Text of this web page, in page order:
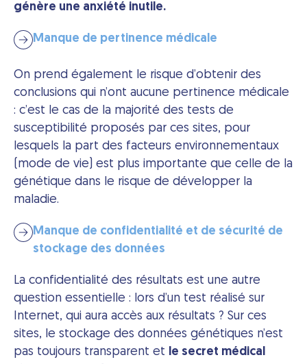
génère une anxiété inutile.
Manque de pertinence médicale
On prend également le risque d’obtenir des
conclusions qui n’ont aucune pertinence médicale
: c’est le cas de la majorité des tests de
susceptibilité proposés par ces sites, pour
lesquels la part des facteurs environnementaux
(mode de vie) est plus importante que celle de la
génétique dans le risque de développer la
maladie.
Manque de confidentialité et de sécurité de
stockage des données
La confidentialité des résultats est une autre
question essentielle : lors d’un test réalisé sur
Internet, qui aura accès aux résultats ? Sur ces
sites, le stockage des données génétiques n’est
pas toujours transparent et le secret médical